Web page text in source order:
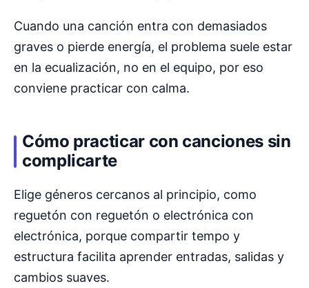
Cuando una canción entra con demasiados
graves o pierde energía, el problema suele estar
en la ecualización, no en el equipo, por eso
conviene practicar con calma.
Cómo practicar con canciones sin
complicarte
Elige géneros cercanos al principio, como
reguetón con reguetón o electrónica con
electrónica, porque compartir tempo y
estructura facilita aprender entradas, salidas y
cambios suaves.